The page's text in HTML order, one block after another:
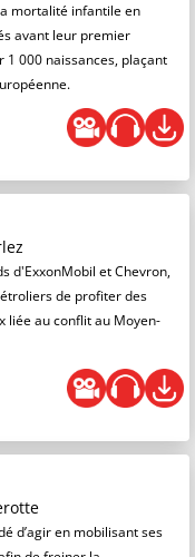
mortalité infantile en
avant leur premier
1 000 naissances, plaçant
d'ExxonMobil et Chevron,
de profiter des
liée au conflit au Moyen-
d’agir en mobilisant ses